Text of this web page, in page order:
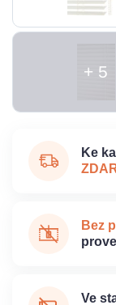
+ 5
Ke
Bez
Ve